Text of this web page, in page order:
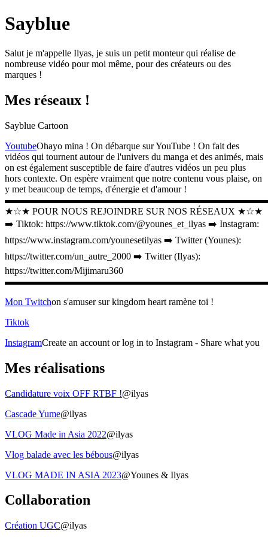
Sayblue
Salut je m'appelle Ilyas, je suis un petit monteur qui réalise de
nombreuse vidéo pour moi même, pour des créateurs ou des
marques !
Mes réseaux !
Sayblue Cartoon
YoutubeOhayo mina ! On débarque sur YouTube ! On fait des
vidéos qui tournent autour de l'univers du manga et des animés, mais
on est également susceptible de faire d'autres vidéos un peu plus
hors contexte. On espère vraiment que notre contenu vous plaise, on
y met beaucoup de temps, d'énergie et d'amour !
★☆★ POUR NOUS REJOINDRE SUR NOS RÉSEAUX ★☆★
➡️ Tiktok: https://www.tiktok.com/@younes_et_ilyas ➡️ Instagram:
https://www.instagram.com/younesetilyas ➡️ Twitter (Younes):
https://twitter.com/un_autre_2000 ➡️ Twitter (Ilyas):
https://twitter.com/Mijimaru360
Mon Twitchon s'amuser sur kingdom heart ramène toi !
Tiktok
InstagramCreate an account or log in to Instagram - Share what you
Mes réalisations
Candidature voix OFF RTBF !@ilyas
Cascade Yume@ilyas
VLOG Made in Asia 2022@ilyas
Vlog balade avec les bébous@ilyas
VLOG MADE IN ASIA 2023@Younes & Ilyas
Collaboration
Création UGC@ilyas